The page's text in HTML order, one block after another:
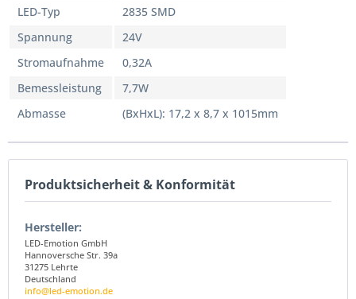
LED-Typ
2835 SMD
Spannung
24V
Stromaufnahme
0,32A
Bemessleistung
7,7W
Abmasse
(BxHxL): 17,2 x 8,7 x 1015mm
Produktsicherheit & Konformität
Hersteller:
LED-Emotion GmbH
Hannoversche Str. 39a
31275 Lehrte
Deutschland
info@led-emotion.de